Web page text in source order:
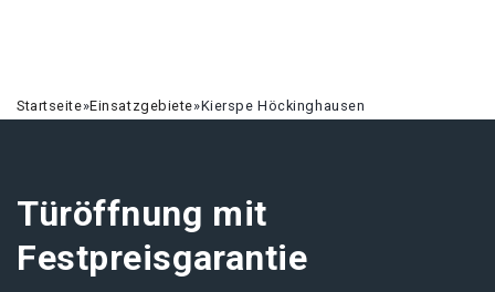
Startseite»Einsatzgebiete»Kierspe Höckinghausen
Türöffnung mit
Festpreisgarantie